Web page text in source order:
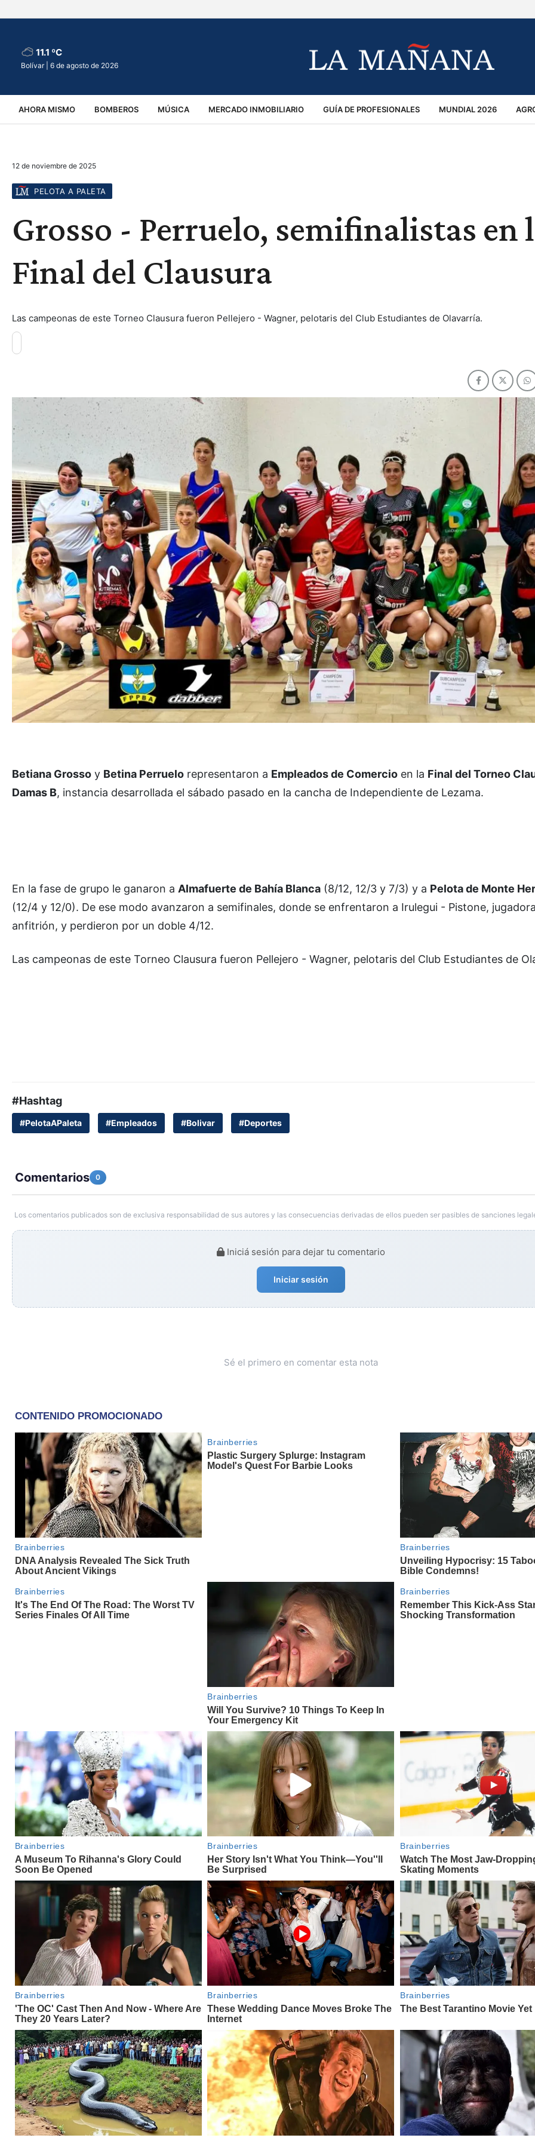
11.1 ºC
Bolívar | 6 de agosto de 2026
AHORA MISMO BOMBEROS MÚSICA MERCADO INMOBILIARIO GUÍA DE PROFESIONALES MUNDIAL 2026
VIRALES ACCIDENTES
12 de noviembre de 2025
PELOTA A PALETA
Grosso - Perruelo, semifinalistas en
Final del Clausura
Las campeonas de este Torneo Clausura fueron Pellejero - Wagner, pelotaris del Club Estudiantes de Olavarría.
Betiana Grosso y Betina Perruelo representaron a Empleados de Comercio en la Final del Torneo
Damas B, instancia desarrollada el sábado pasado en la cancha de Independiente de Lezama.
En la fase de grupo le ganaron a Almafuerte de Bahía Blanca (8/12, 12/3 y 7/3) y a Pelota de Monte
(12/4 y 12/0). De ese modo avanzaron a semifinales, donde se enfrentaron a Irulegui - Pistone,
anfitrión, y perdieron por un doble 4/12.
Las campeonas de este Torneo Clausura fueron Pellejero - Wagner, pelotaris del Club Estudiantes de
#Hashtag
#PelotaAPaleta #Empleados #Bolivar #Deportes
Comentarios 0
Los comentarios publicados son de exclusiva responsabilidad de sus autores y las consecuencias derivadas de ellos pueden ser pasibles de sanciones
Iniciá sesión para dejar tu comentario
Iniciar sesión
Sé el primero en comentar esta nota